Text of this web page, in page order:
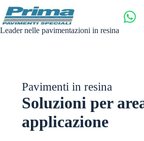
contenuto
Leader nelle pavimentazioni in resina
Pavimenti in resina
Soluzioni per
applicazione